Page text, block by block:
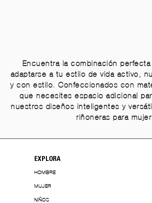
Encuentra la combinación
adaptarse a tu estilo de vida activo,
y con estilo. Confeccionados con
que necesites espacio adicional
nuestros diseños inteligentes y
riñoneras para
EXPLORA
HOMBRE
MUJER
NIÑOS